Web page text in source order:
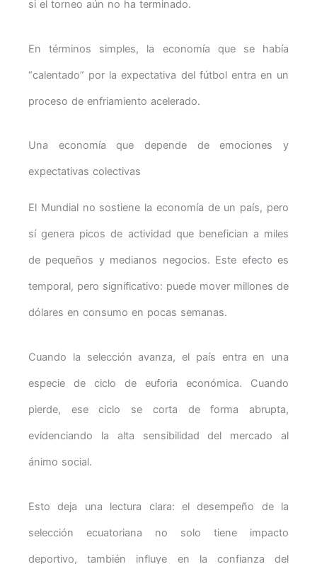
si el torneo aún no ha terminado.
En términos simples, la economía que se había
“calentado” por la expectativa del fútbol entra en un
proceso de enfriamiento acelerado.
Una economía que depende de emociones y
expectativas colectivas
El Mundial no sostiene la economía de un país, pero
sí genera picos de actividad que benefician a miles
de pequeños y medianos negocios. Este efecto es
temporal, pero significativo: puede mover millones de
dólares en consumo en pocas semanas.
Cuando la selección avanza, el país entra en una
especie de ciclo de euforia económica. Cuando
pierde, ese ciclo se corta de forma abrupta,
evidenciando la alta sensibilidad del mercado al
ánimo social.
Esto deja una lectura clara: el desempeño de la
selección ecuatoriana no solo tiene impacto
deportivo, también influye en la confianza del